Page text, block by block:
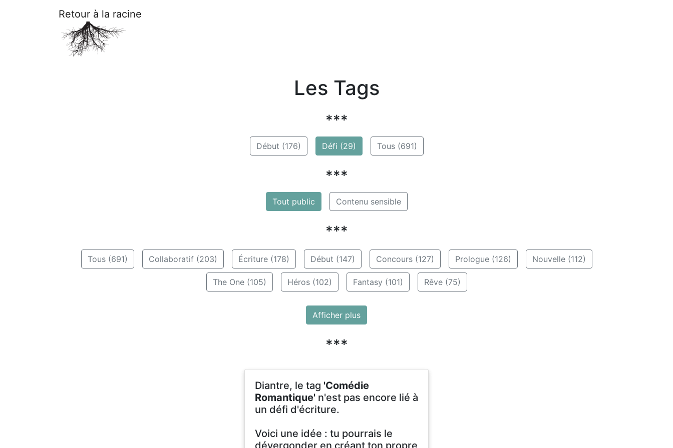
Retour à la racine
Les Tags
***
Début (176) Défi (29) Tous (691)
***
Tout public Contenu sensible
***
Tous (691) Collaboratif (203) Écriture (178) Début (147) Concours (127) Prologue (126) Nouvelle (112)
The One (105) Héros (102) Fantasy (101) Rêve (75)
Afficher plus
***
Diantre, le tag 'Comédie
Romantique' n'est pas encore lié à
un défi d'écriture.
Voici une idée : tu pourrais le
dévergonder en créant ton propre